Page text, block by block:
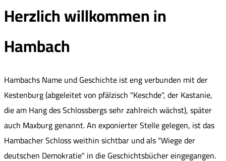
Herzlich willkommen in
Hambach
Hambachs Name und Geschichte ist eng verbunden mit der
Kestenburg (abgeleitet von pfälzisch "Keschde", der Kastanie,
die am Hang des Schlossbergs sehr zahlreich wächst), später
auch Maxburg genannt. An exponierter Stelle gelegen, ist das
Hambacher Schloss weithin sichtbar und als "Wiege der
deutschen Demokratie" in die Geschichtsbücher eingegangen.